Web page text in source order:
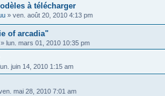
à télécharger
» ven. août 20, 2010 4:13 pm
of arcadia"
» lun. mars 01, 2010 10:35 pm
lun. juin 14, 2010 1:15 am
mai 28, 2010 7:01 am